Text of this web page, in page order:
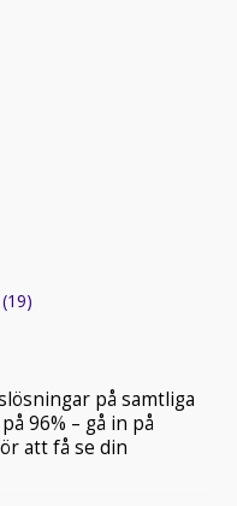
(19)
på samtliga
96% – gå in på
att få se din